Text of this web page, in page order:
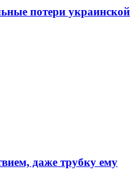
потери украинской
даже трубку ему